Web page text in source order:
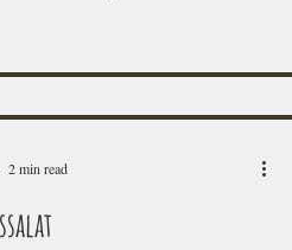
2 min read